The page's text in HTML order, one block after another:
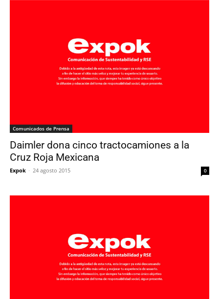
Comunicados de Prensa
Daimler dona cinco tractocamiones a la
Cruz Roja Mexicana
Expok - 24 agosto 2015 0